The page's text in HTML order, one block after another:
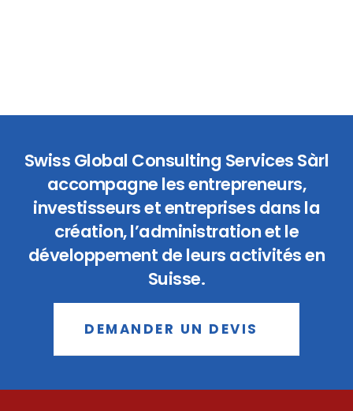
Swiss Global Consulting Services Sàrl
accompagne les entrepreneurs,
investisseurs et entreprises dans la
création, l’administration et le
développement de leurs activités en
Suisse.
DEMANDER UN DEVIS